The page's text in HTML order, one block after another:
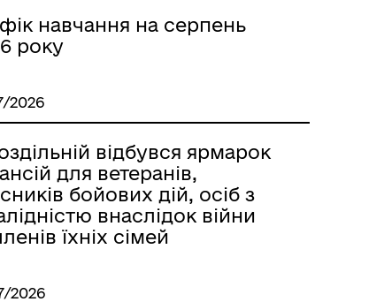
навчання на серпень
року
2026
відбувся ярмарок
для ветеранів,
бойових дій, осіб з
внаслідок війни
їхніх сімей
2026